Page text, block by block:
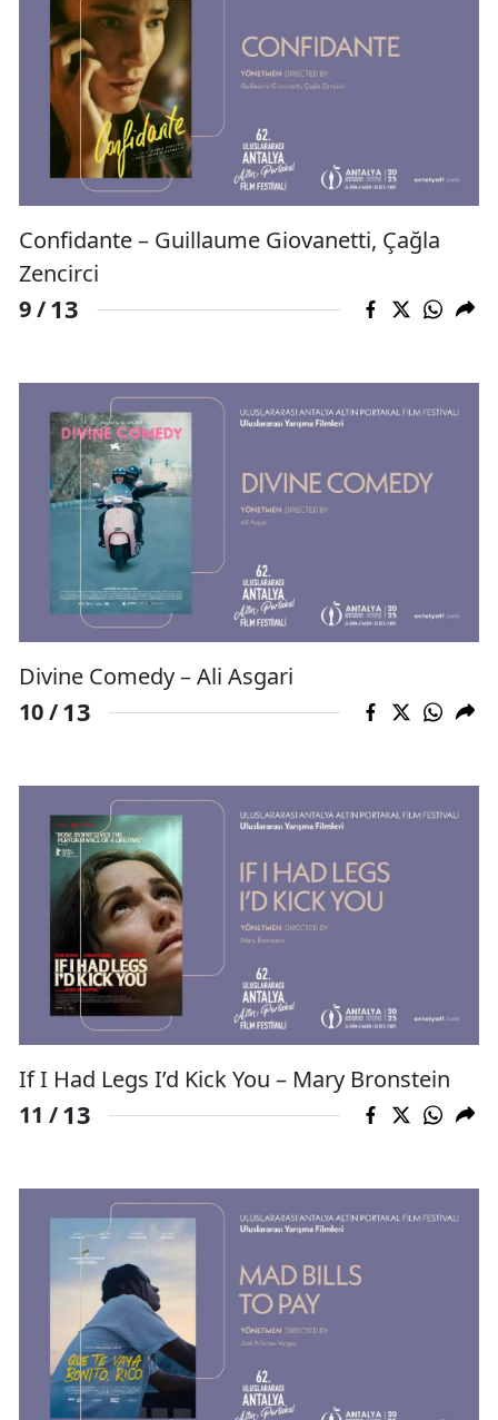
Confidante – Guillaume Giovanetti, Çağla
Zencirci
9 /13
Divine Comedy – Ali Asgari
10 /13
If I Had Legs I’d Kick You – Mary Bronstein
11 /13